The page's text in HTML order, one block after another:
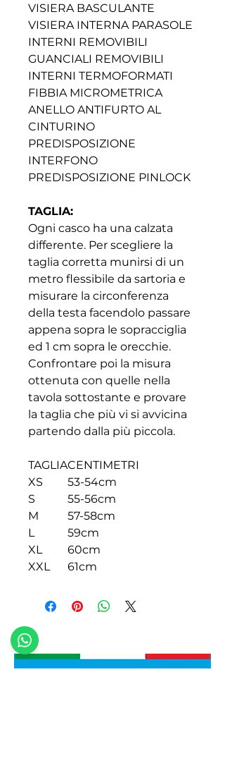
VISIERA BASCULANTE
VISIERA INTERNA PARASOLE
INTERNI REMOVIBILI
GUANCIALI REMOVIBILI
INTERNI TERMOFORMATI
FIBBIA MICROMETRICA
ANELLO ANTIFURTO AL
CINTURINO
PREDISPOSIZIONE
INTERFONO
PREDISPOSIZIONE PINLOCK
TAGLIA:
Ogni casco ha una calzata
differente. Per scegliere la
taglia corretta munirsi di un
metro flessibile da sartoria e
misurare la circonferenza
della testa facendolo passare
appena sopra le sopracciglia
ed 1 cm sopra le orecchie.
Confrontare poi la misura
ottenuta con quelle nella
tavola sottostante e provare
la taglia che più vi si avvicina
partendo dalla più piccola.
TAGLIACENTIMETRI
XS
53-54cm
S
55-56cm
M
57-58cm
L
59cm
XL
60cm
XXL
61cm